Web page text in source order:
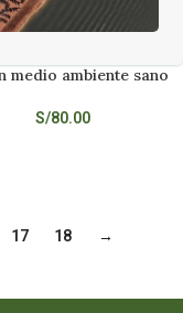
medio ambiente sano
S/80.00
17 18 →